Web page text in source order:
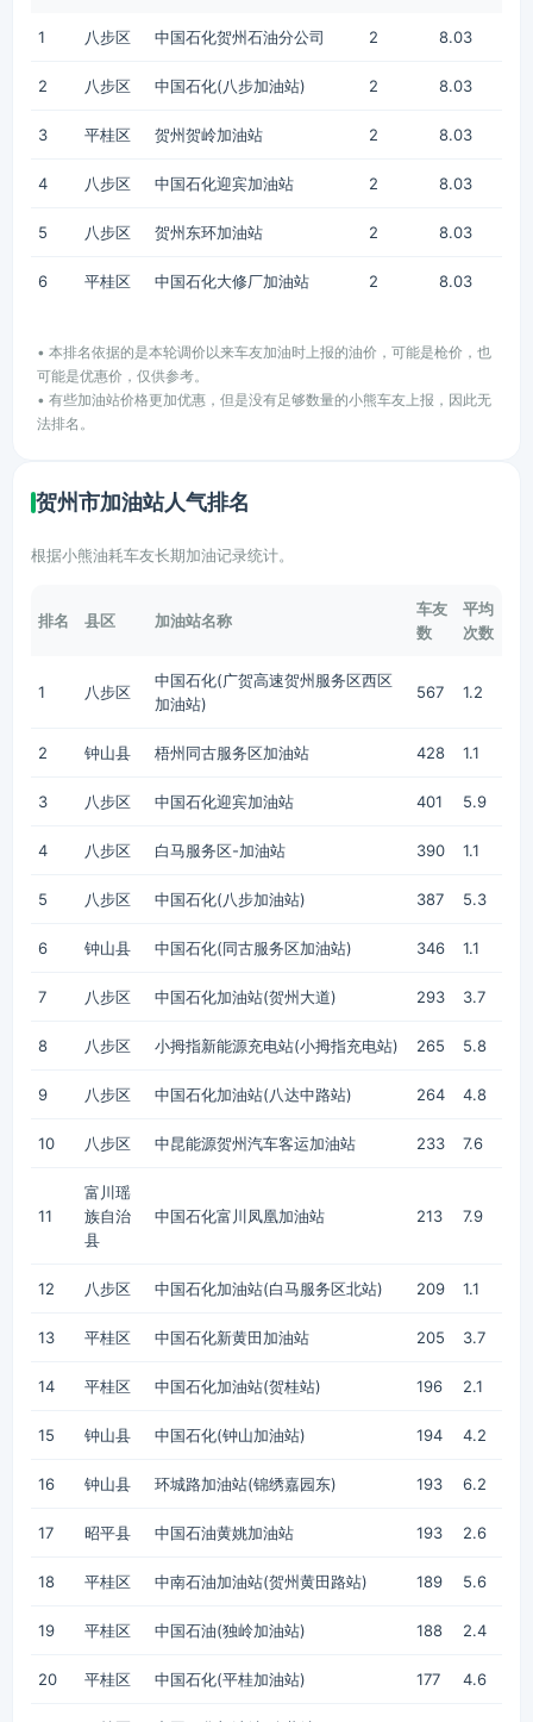
1 八步区 中国石化贺州石油分公司 2 8.03
2 八步区 中国石化(八步加油站) 2 8.03
3 平桂区 贺州贺岭加油站 2 8.03
4 八步区 中国石化迎宾加油站 2 8.03
5 八步区 贺州东环加油站 2 8.03
6 平桂区 中国石化大修厂加油站 2 8.03
• 本排名依据的是本轮调价以来车友加油时上报的油价，可能是枪价，也
可能是优惠价，仅供参考。
• 有些加油站价格更加优惠，但是没有足够数量的小熊车友上报，因此无
法排名。
贺州市加油站人气排名
根据小熊油耗车友长期加油记录统计。
排名 县区 加油站名称
车友
数
平均
次数
1 八步区
中国石化(广贺高速贺州服务区西区
加油站)
567 1.2
2 钟山县 梧州同古服务区加油站 428 1.1
3 八步区 中国石化迎宾加油站 401 5.9
4 八步区 白马服务区-加油站 390 1.1
5 八步区 中国石化(八步加油站) 387 5.3
6 钟山县 中国石化(同古服务区加油站) 346 1.1
7 八步区 中国石化加油站(贺州大道) 293 3.7
8 八步区 小拇指新能源充电站(小拇指充电站) 265 5.8
9 八步区 中国石化加油站(八达中路站) 264 4.8
10 八步区 中昆能源贺州汽车客运加油站 233 7.6
11
富川瑶
族自治
县
中国石化富川凤凰加油站 213 7.9
12 八步区 中国石化加油站(白马服务区北站) 209 1.1
13 平桂区 中国石化新黄田加油站 205 3.7
14 平桂区 中国石化加油站(贺桂站) 196 2.1
15 钟山县 中国石化(钟山加油站) 194 4.2
16 钟山县 环城路加油站(锦绣嘉园东) 193 6.2
17 昭平县 中国石油黄姚加油站 193 2.6
18 平桂区 中南石油加油站(贺州黄田路站) 189 5.6
19 平桂区 中国石油(独岭加油站) 188 2.4
20 平桂区 中国石化(平桂加油站) 177 4.6